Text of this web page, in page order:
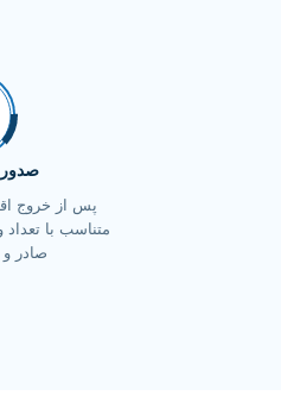
پس از خروج
متناسب با تعداد
صادر